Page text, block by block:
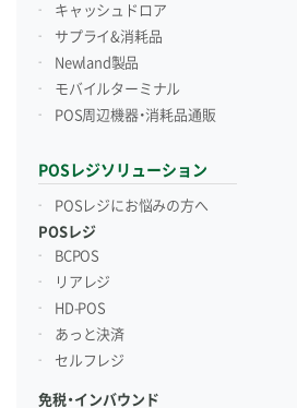
キャッシュドロア
サプライ&消耗品
Newland製品
モバイルターミナル
POS周辺機器・消耗品通販
POSレジソリューション
POSレジにお悩みの方へ
POSレジ
BCPOS
リアレジ
HD-POS
あっと決済
セルフレジ
免税・インバウンド